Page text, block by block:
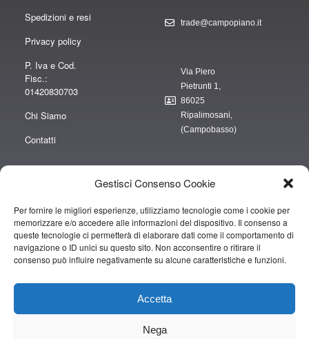
Gestisci Consenso Cookie
Per fornire le migliori esperienze, utilizziamo tecnologie come i cookie per
memorizzare e/o accedere alle informazioni del dispositivo. Il consenso a
queste tecnologie ci permetterà di elaborare dati come il comportamento di
navigazione o ID unici su questo sito. Non acconsentire o ritirare il
consenso può influire negativamente su alcune caratteristiche e funzioni.
Accetta
Nega
Spedizioni e resi
Privacy policy
P. Iva e Cod.
Fisc.:
01420830703
Chi Siamo
Contatti
trade@campopiano.it
Via Piero
Pietrunti 1,
86025
Ripalimosani,
(Campobasso)
“obblighi informativi per le erogazioni pubbliche: gli aiuti di Stato e gli aiuti de
minimis ricevuti dalla nostra impresa sono contenuti nel Registro nazionale
degli aiuti di Stato di cui all’art. 52 della L. 234/2012” e consultabili al seguente
link
https://www.rna.gov.it/RegistroNazionaleTrasparenza/faces/pages/
Copyright © 2019 CAMPOPIANO S.A.S. DI CAMPOPIANO MARIO & C.